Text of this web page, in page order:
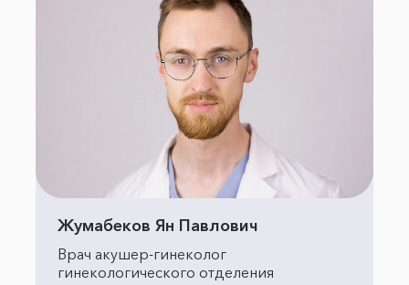
Жумабеков Ян Павлович
Врач акушер-гинеколог
гинекологического отделения